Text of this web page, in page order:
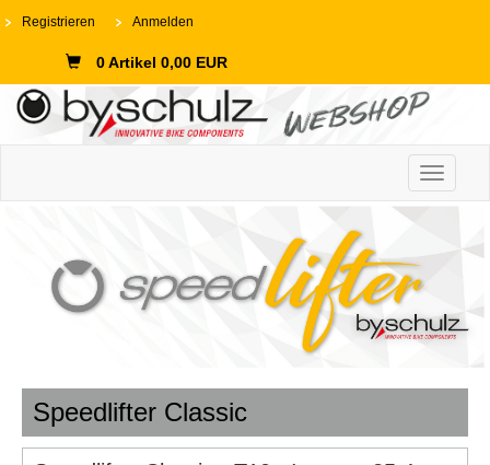
Registrieren Anmelden
0 Artikel 0,00 EUR
Toggle
Speedlifter Classic